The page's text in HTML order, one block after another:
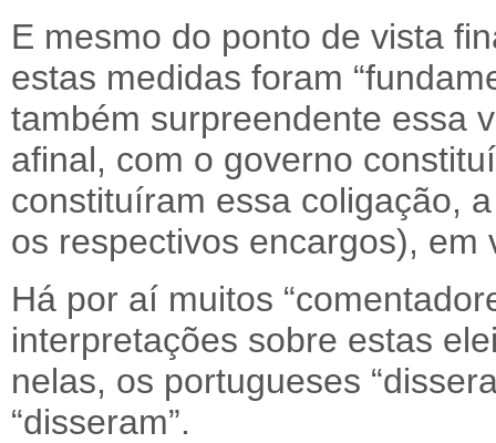
E mesmo do ponto de vista
estas medidas foram
também surpreendente essa
afinal, com o governo
constituíram essa coligação,
os respectivos encargos), em
Há por aí muitos
interpretações sobre estas
nelas, os portugueses
“disseram”.